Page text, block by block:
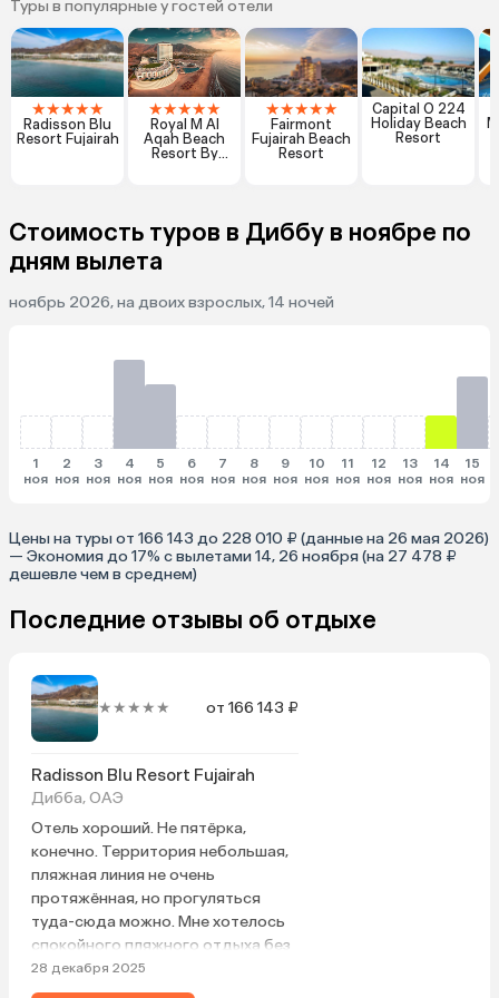
Туры в популярные у гостей отели
★★★★★
Radisson Blu
Resort Fujairah
★★★★★
Royal M Al
Aqah Beach
Resort By
★★★★★
Fairmont
Fujairah Beach
Resort
Capital O 224
Holiday Beach
Resort
Стоимость туров в Диббу в ноябре по
дням вылета
ноябрь 2026, на двоих взрослых, 14 ночей
1
ноя
2
ноя
3
ноя
4
ноя
5
ноя
6
ноя
7
ноя
8
ноя
9
ноя
10
ноя
11
ноя
12
ноя
13
ноя
14
ноя
15
ноя
Цены на туры от 166 143 до 228 010 ₽ (данные на 26 мая 2026)
— Экономия до 17% с вылетами 14, 26 ноября (на 27 478 ₽
дешевле чем в среднем)
Последние отзывы об отдыхе
★★★★★ от 166 143 ₽
Radisson Blu Resort Fujairah
Дибба, ОАЭ
Отель хороший. Не пятёрка,
конечно. Территория небольшая,
пляжная линия не очень
протяжённая, но прогуляться
туда-сюда можно. Мне хотелось
спокойного пляжного отдыха без
суеты. Для этого отель подходит,
находится далеко от Дубая. Море
28 декабря 2025